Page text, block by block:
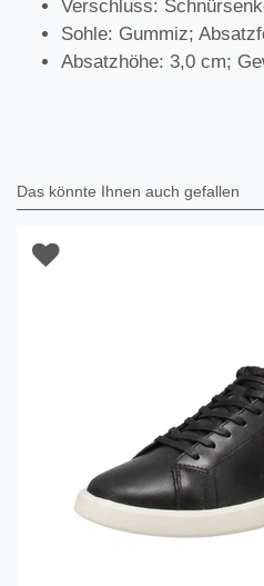
Verschluss:
Sohle: Gummiz;
Absatzhöhe: 3,0 cm;
Das könnte Ihnen auch gefallen